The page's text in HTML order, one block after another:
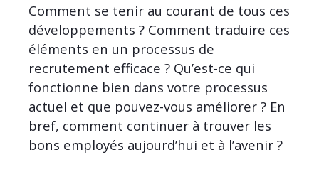
Comment se tenir au courant de tous ces
développements ? Comment traduire ces
éléments en un processus de
recrutement efficace ? Qu’est-ce qui
fonctionne bien dans votre processus
actuel et que pouvez-vous améliorer ? En
bref, comment continuer à trouver les
bons employés aujourd’hui et à l’avenir ?